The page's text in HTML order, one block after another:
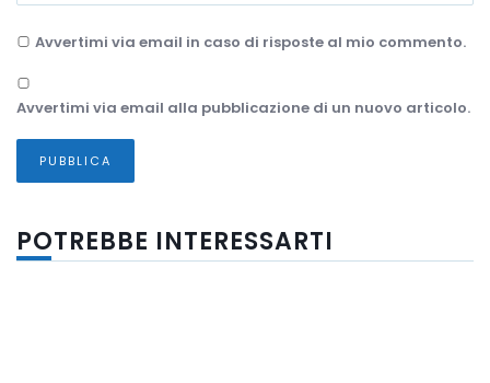
Avvertimi via email in caso di risposte al mio commento.
Avvertimi via email alla pubblicazione di un nuovo articolo.
POTREBBE INTERESSARTI